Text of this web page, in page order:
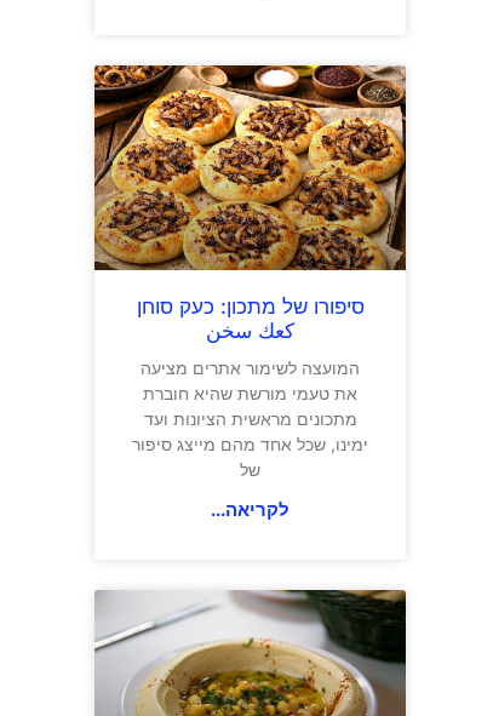
סיפורו של מתכון: כעק סוחן
كعك سخن
המועצה לשימור אתרים מציעה
את טעמי מורשת שהיא חוברת
מתכונים מראשית הציונות ועד
ימינו, שכל אחד מהם מייצג סיפור
של
לקריאה...